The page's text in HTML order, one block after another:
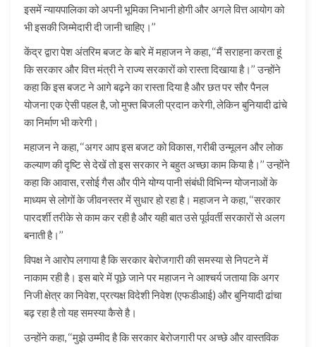
इसमें न्यायपालिका को अपनी भूमिका निभानी होगी और अगले वित्त आयोग को
भी इसकी जिम्मेदारी दी जानी चाहिए।’’
केंद्र द्वारा पेश अंतरिम बजट के बारे में महाजन ने कहा, ‘‘मैं सराहना करता हूं
कि सरकार और वित्त मंत्री ने राज्य सरकारों को रास्ता दिखाया है।’’ उन्होंने
कहा कि इस बजट ने आगे बढ़ने का रास्ता दिया है और छत पर सौर पैनल
योजना एक ऐसी पहल है, जो मुफ्त बिजली प्रदान करेगी, लेकिन बुनियादी ढांचे
का निर्माण भी करेगी।
महाजन ने कहा, ‘‘अगर आप इस बजट को विकास, गरीबी उन्मूलन और लोक
कल्याण की दृष्टि से देखें तो इस सरकार ने बहुत अच्छा काम किया है।’’ उन्होंने
कहा कि आवास, रसोई गैस और पीने योग्य पानी संबंधी विभिन्न योजनाओं के
माध्यम से लोगों के जीवनस्तर में सुधार हो रहा है। महाजन ने कहा, ‘‘सरकार
पारदर्शी तरीके से काम कर रही है और यही बात उसे पूर्ववर्ती सरकारों से अलग
बनाती है।’’
विपक्ष ने आरोप लगाया है कि सरकार बेरोजगारी की समस्या से निपटने में
नाकाम रही है। इस बारे में पूछे जाने पर महाजन ने आश्चर्य जताया कि अगर
निजी क्षेत्र का निवेश, प्रत्यक्ष विदेशी निवेश (एफडीआई) और बुनियादी ढांचा
बढ़ रहा है तो यह समस्या कैसे है।
उन्होंने कहा, ‘‘मुझे उम्मीद है कि सरकार बेरोजगारी पर अच्छे और वास्तविक